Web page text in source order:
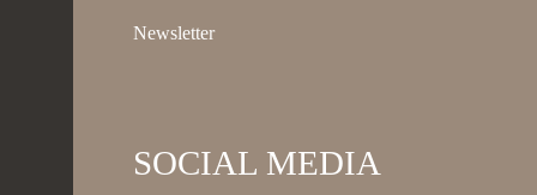
Newsletter
SOCIAL MEDIA